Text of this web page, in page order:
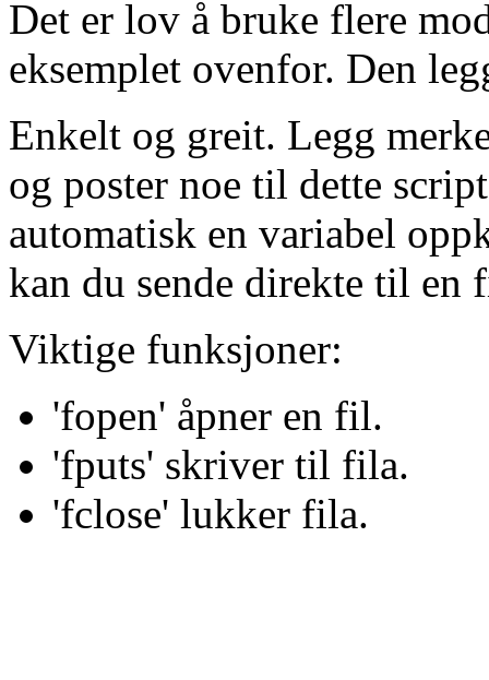
Det er lov å bruke flere
eksemplet ovenfor. Den
Enkelt og greit. Legg
og poster noe til dette
automatisk en variabel
kan du sende direkte til en
Viktige funksjoner:
'fopen' åpner en fil.
'fputs' skriver til fila.
'fclose' lukker fila.